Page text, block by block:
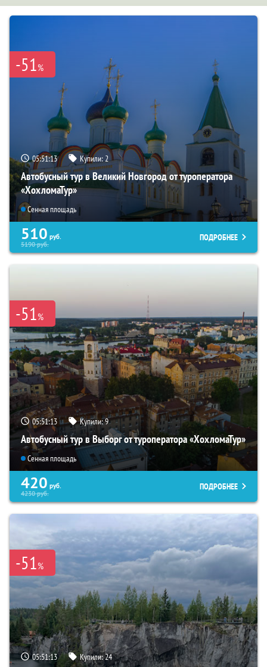
-51%
05:51:12 Купили:2
Автобусный тур в Великий Новгород от туроператора
«ХохломаТур»
Сенная площадь
510 руб.
5190руб.
ПОДРОБНЕЕ
-51%
05:51:12 Купили:9
Автобусный тур в Выборг от туроператора «ХохломаТур»
Сенная площадь
420 руб.
4230руб.
ПОДРОБНЕЕ
-51%
05:51:12 Купили:24